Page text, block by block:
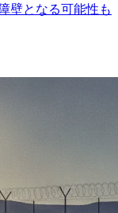
壁となる可能性も